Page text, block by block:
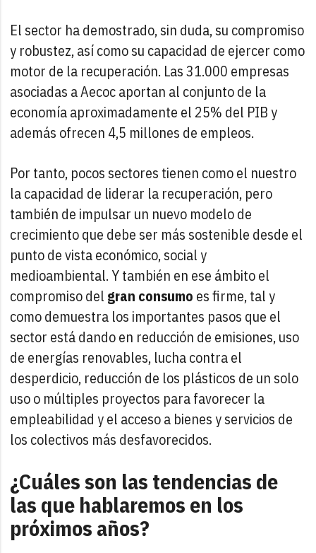
El sector ha demostrado, sin duda, su compromiso
y robustez, así como su capacidad de ejercer como
motor de la recuperación. Las 31.000 empresas
asociadas a Aecoc aportan al conjunto de la
economía aproximadamente el 25% del PIB y
además ofrecen 4,5 millones de empleos.
Por tanto, pocos sectores tienen como el nuestro
la capacidad de liderar la recuperación, pero
también de impulsar un nuevo modelo de
crecimiento que debe ser más sostenible desde el
punto de vista económico, social y
medioambiental. Y también en ese ámbito el
compromiso del gran consumo es firme, tal y
como demuestra los importantes pasos que el
sector está dando en reducción de emisiones, uso
de energías renovables, lucha contra el
desperdicio, reducción de los plásticos de un solo
uso o múltiples proyectos para favorecer la
empleabilidad y el acceso a bienes y servicios de
los colectivos más desfavorecidos.
¿Cuáles son las tendencias de
las que hablaremos en los
próximos años?